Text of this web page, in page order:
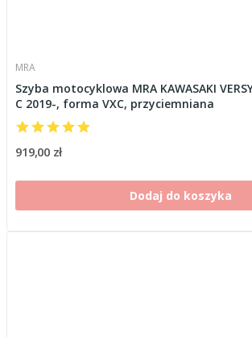
MRA
Szyba motocyklowa MRA KAWASAKI
C 2019-, forma VXC, przyciemniana
919,00 zł
Dodaj do koszyka